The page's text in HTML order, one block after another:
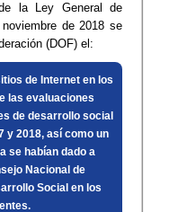
la Ley General de
de 2018 se
(DOF) el:
de Internet en los
las evaluaciones
de desarrollo social
y 2018, así como un
se habían dado a
Nacional de
Social en los